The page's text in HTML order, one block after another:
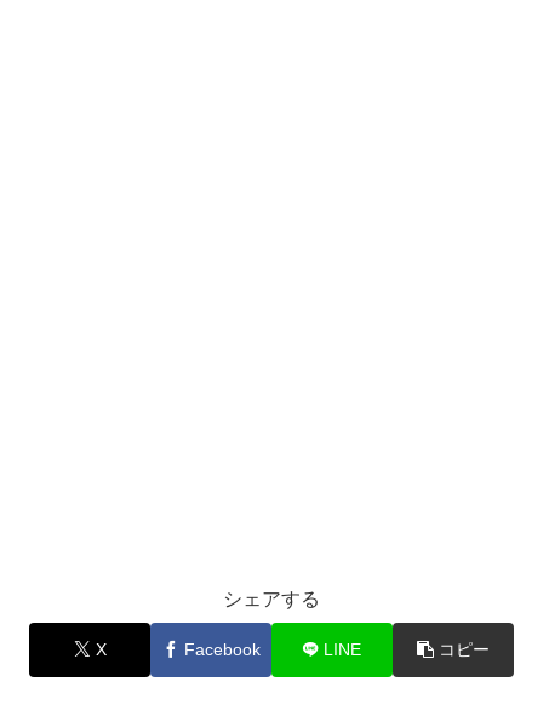
シェアする
X Facebook LINE コピー